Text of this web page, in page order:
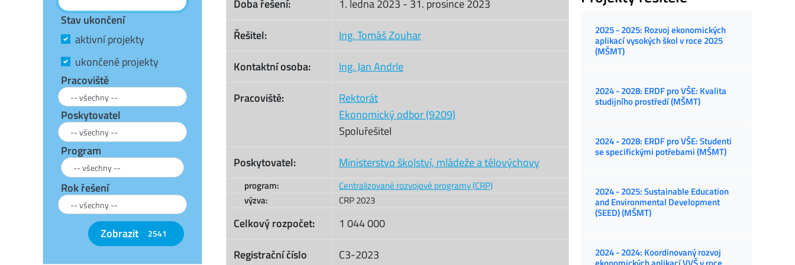
Doba řešení: 1. ledna 2023 - 31. prosince 2023
Řešitel:
Ing. Tomáš Zouhar
Kontaktní osoba:
Ing. Jan Andrle
Pracoviště:
Rektorát
Ekonomický odbor (9209)
Spoluřešitel
Poskytovatel:
Ministerstvo školství, mládeže a tělovýchovy
program:
Centralizované rozvojové programy (CRP)
výzva:
CRP 2023
Celkový rozpočet:
1 044 000
Registrační číslo
C3-2023
2025 - 2025: Rozvoj ekonomických
aplikací vysokých škol v roce 2025
(MŠMT)
2024 - 2028: ERDF pro VŠE: Kvalita
studijního prostředí (MŠMT)
2024 - 2028: ERDF pro VŠE: Studenti
se specifickými potřebami (MŠMT)
2024 - 2025: Sustainable Education
and Environmental Development
(SEED) (MŠMT)
2024 - 2024: Koordinovaný rozvoj
Stav ukončení
aktivní projekty
ukončené projekty
Pracoviště
Poskytovatel
Program
Rok řešení
Zobrazit 2541